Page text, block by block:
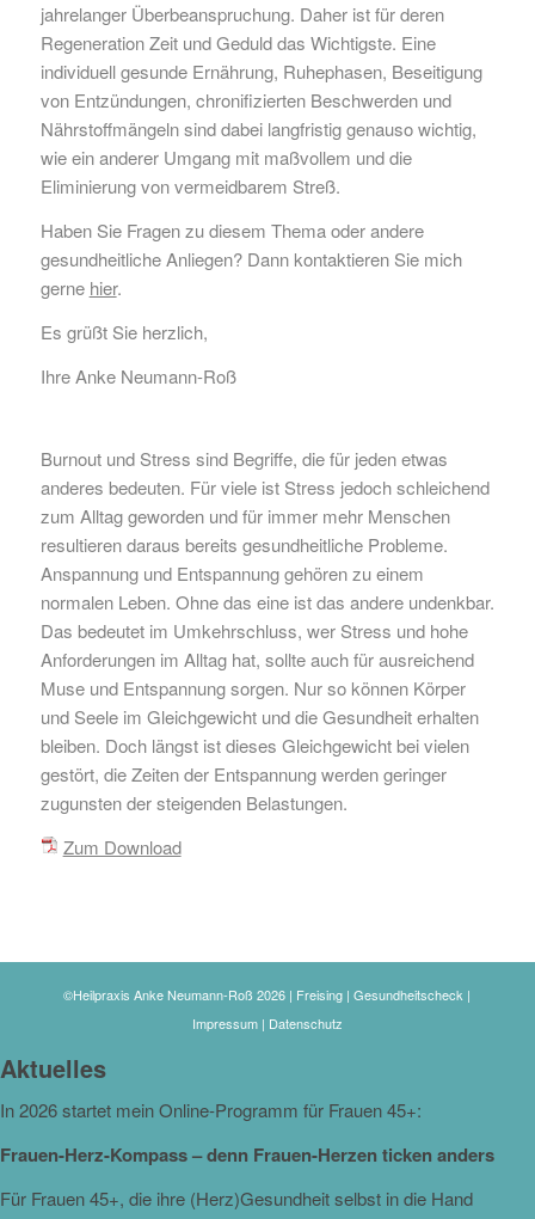
jahrelanger Überbeanspruchung. Daher ist für deren
Regeneration Zeit und Geduld das Wichtigste. Eine
individuell gesunde Ernährung, Ruhephasen, Beseitigung
von Entzündungen, chronifizierten Beschwerden und
Nährstoffmängeln sind dabei langfristig genauso wichtig,
wie ein anderer Umgang mit maßvollem und die
Eliminierung von vermeidbarem Streß.
Haben Sie Fragen zu diesem Thema oder andere
gesundheitliche Anliegen? Dann kontaktieren Sie mich
gerne hier.
Es grüßt Sie herzlich,
Ihre Anke Neumann-Roß
Burnout und Stress sind Begriffe, die für jeden etwas
anderes bedeuten. Für viele ist Stress jedoch schleichend
zum Alltag geworden und für immer mehr Menschen
resultieren daraus bereits gesundheitliche Probleme.
Anspannung und Entspannung gehören zu einem
normalen Leben. Ohne das eine ist das andere undenkbar.
Das bedeutet im Umkehrschluss, wer Stress und hohe
Anforderungen im Alltag hat, sollte auch für ausreichend
Muse und Entspannung sorgen. Nur so können Körper
und Seele im Gleichgewicht und die Gesundheit erhalten
bleiben. Doch längst ist dieses Gleichgewicht bei vielen
gestört, die Zeiten der Entspannung werden geringer
zugunsten der steigenden Belastungen.
Zum Download
©Heilpraxis Anke Neumann-Roß 2026 | Freising | Gesundheitscheck |
Impressum| Datenschutz
Aktuelles
In 2026 startet mein Online-Programm für Frauen 45+:
Frauen-Herz-Kompass – denn Frauen-Herzen ticken anders
Für Frauen 45+, die ihre (Herz)Gesundheit selbst in die Hand